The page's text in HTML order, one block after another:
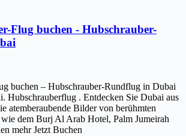
Flug buchen - Hubschrauber-
buchen – Hubschrauber-Rundflug in Dubai
Hubschrauberflug . Entdecken Sie Dubai aus
atemberaubende Bilder von berühmten
dem Burj Al Arab Hotel, Palm Jumeirah
mehr Jetzt Buchen